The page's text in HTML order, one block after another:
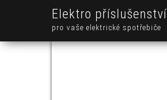
Elektro příslušenství
pro vaše elektrické spotřebiče